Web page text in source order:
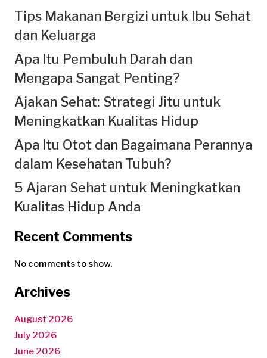
Tips Makanan Bergizi untuk Ibu Sehat
dan Keluarga
Apa Itu Pembuluh Darah dan
Mengapa Sangat Penting?
Ajakan Sehat: Strategi Jitu untuk
Meningkatkan Kualitas Hidup
Apa Itu Otot dan Bagaimana Perannya
dalam Kesehatan Tubuh?
5 Ajaran Sehat untuk Meningkatkan
Kualitas Hidup Anda
Recent Comments
No comments to show.
Archives
August 2026
July 2026
June 2026